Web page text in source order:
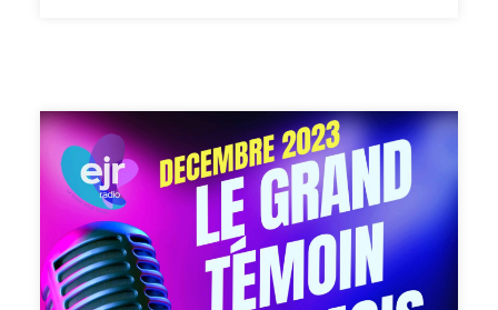
entre autres compositeurs Michel Legrand («Les
parapluies de Cherbourd», Barbara Streisand, etc…) et
Jean-Claude Vannier (Mauranne, Michel Jonaz)… Elle
participe égalementà des comédies musicales en tant
que compositrice et interprète. Yasmina écrit et
compose ses chansons en s’inspirantde sa culture
plurielle, de la pop music autant que des chants
byzantins de son enfance, entre Orient et Occident.
Bonne écoute!